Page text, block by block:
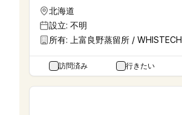
北海道
設立: 不明
所有:
上富良野蒸留所 / WHISTECH
訪問済み 行きたい